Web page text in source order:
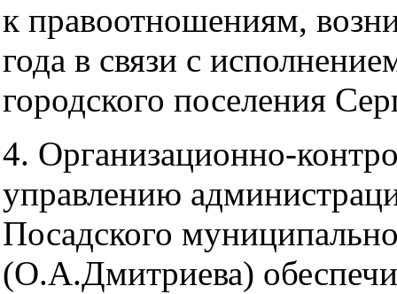
к правоотношениям,
года в связи с
городского поселения
4. Организационно-
управлению
Посадского
(О.А.Дмитриева)